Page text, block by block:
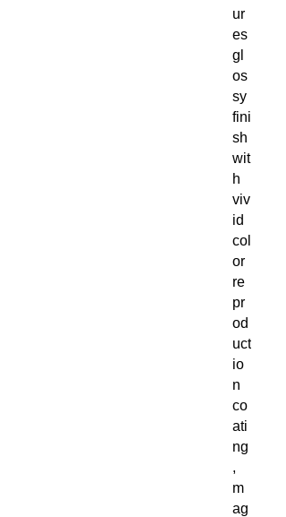
ur
es
gl
os
sy
fini
sh
wit
h
viv
id
col
or
re
pr
od
uct
io
n
co
ati
ng
,
m
ag